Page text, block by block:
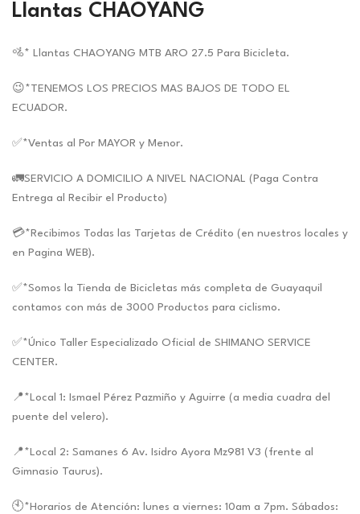
Llantas CHAOYANG
🚵* Llantas CHAOYANG MTB ARO 27.5 Para Bicicleta.
😉*TENEMOS LOS PRECIOS MAS BAJOS DE TODO EL
ECUADOR.
✅*Ventas al Por MAYOR y Menor.
🚛SERVICIO A DOMICILIO A NIVEL NACIONAL (Paga Contra
Entrega al Recibir el Producto)
💳*Recibimos Todas las Tarjetas de Crédito (en nuestros locales y
en Pagina WEB).
✅*Somos la Tienda de Bicicletas más completa de Guayaquil
contamos con más de 3000 Productos para ciclismo.
✅*Único Taller Especializado Oficial de SHIMANO SERVICE
CENTER.
📍*Local 1: Ismael Pérez Pazmiño y Aguirre (a media cuadra del
puente del velero).
📍*Local 2: Samanes 6 Av. Isidro Ayora Mz981 V3 (frente al
Gimnasio Taurus).
🕙*Horarios de Atención: lunes a viernes: 10am a 7pm. Sábados: